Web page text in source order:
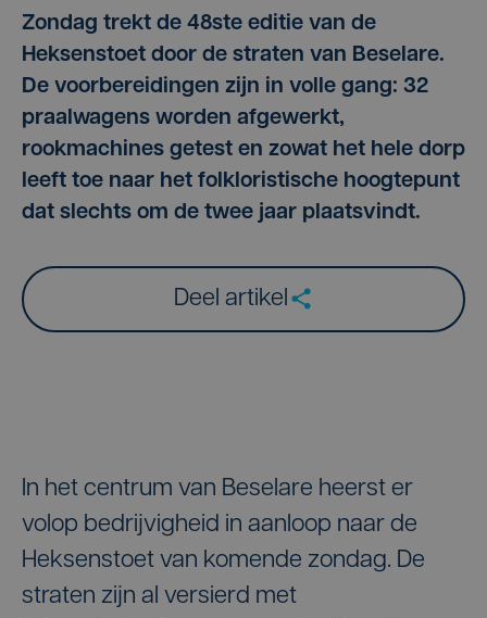
Zondag trekt de 48ste editie van de
Heksenstoet door de straten van Beselare.
De voorbereidingen zijn in volle gang: 32
praalwagens worden afgewerkt,
rookmachines getest en zowat het hele dorp
leeft toe naar het folkloristische hoogtepunt
dat slechts om de twee jaar plaatsvindt.
Deel artikel
In het centrum van Beselare heerst er
volop bedrijvigheid in aanloop naar de
Heksenstoet van komende zondag. De
straten zijn al versierd met